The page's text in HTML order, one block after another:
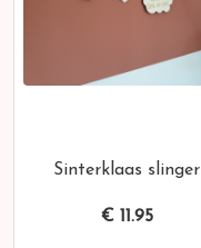
Sinterklaas slinger
€ 11.95